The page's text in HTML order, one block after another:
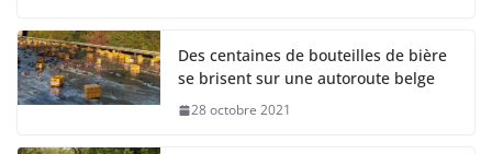
Des centaines de bouteilles de bière
se brisent sur une autoroute belge
28 octobre 2021